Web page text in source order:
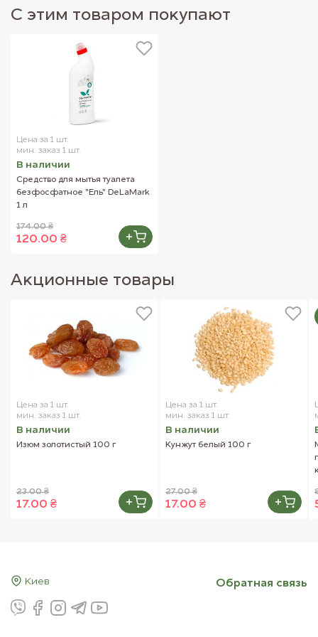
С этим товаром покупают
Цена за 1 шт.
мин. заказ 1 шт.
В наличии
Средство для мытья туалета
безфосфатное "Ель" DeLaMark
1 л
174.00 ₴
120.00 ₴
Акционные товары
Цена за 1 шт.
мин. заказ 1 шт.
В наличии
Изюм золотистый 100 г
23.00 ₴
17.00 ₴
Цена за 1 шт.
мин. заказ 1 шт.
В наличии
Кунжут белый 100 г
27.00 ₴
17.00 ₴
Киев Обратная связь